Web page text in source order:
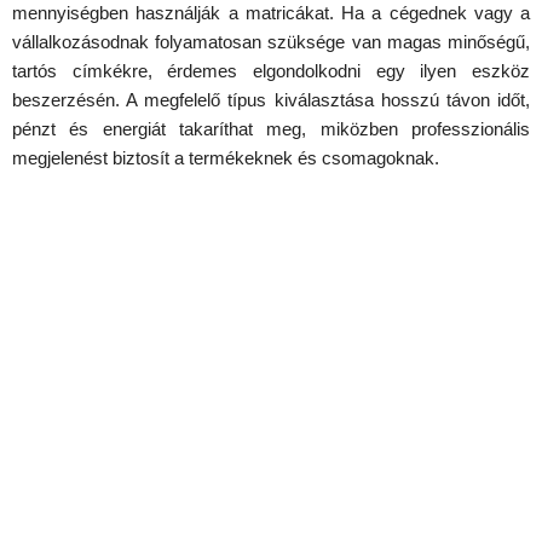
mennyiségben használják a matricákat. Ha a cégednek vagy a
vállalkozásodnak folyamatosan szüksége van magas minőségű,
tartós címkékre, érdemes elgondolkodni egy ilyen eszköz
beszerzésén. A megfelelő típus kiválasztása hosszú távon időt,
pénzt és energiát takaríthat meg, miközben professzionális
megjelenést biztosít a termékeknek és csomagoknak.